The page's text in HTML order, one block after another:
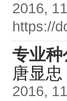
2016,
https://
专业种
唐显
2016,